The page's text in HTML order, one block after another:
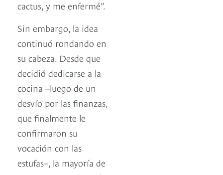
cactus, y me enfermé”.
Sin embargo, la idea
continuó rondando en
su cabeza. Desde que
decidió dedicarse a la
cocina –luego de un
desvío por las finanzas,
que finalmente le
confirmaron su
vocación con las
estufas–, la mayoría de